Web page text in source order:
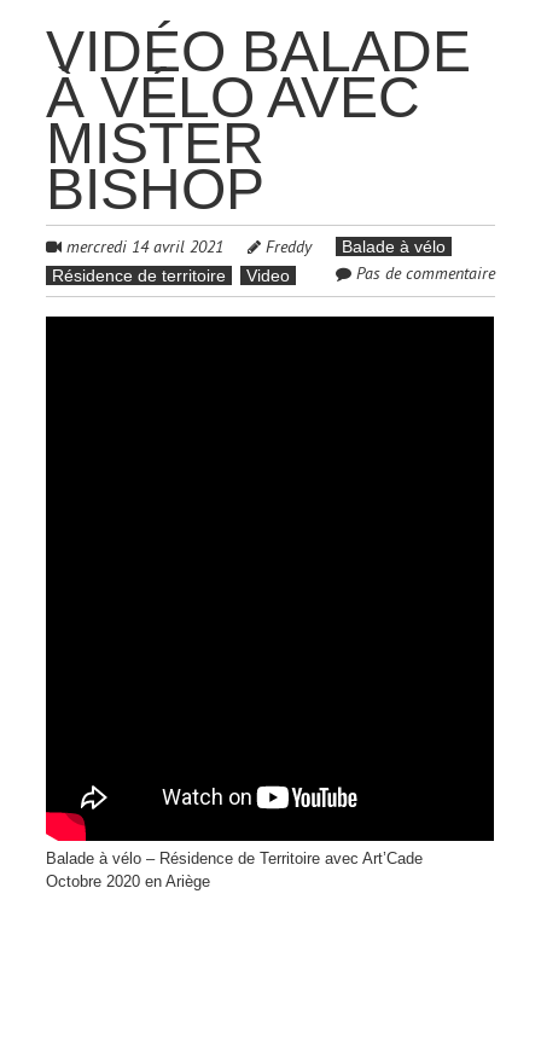
VIDÉO BALADE
À VÉLO AVEC
MISTER
BISHOP
mercredi 14 avril 2021 Freddy
Balade à vélo
Résidence de territoire
Video Pas de commentaire
Balade à vélo – Résidence de Territoire avec Art’Cade
Octobre 2020 en Ariège